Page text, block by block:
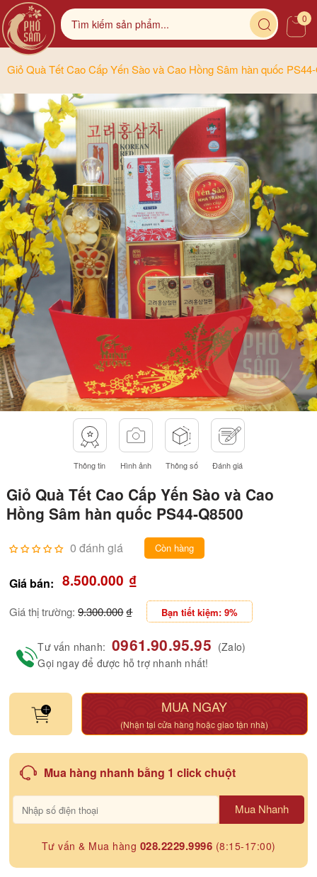
0
Giỏ Quà Tết Cao Cấp Yến Sào và Cao Hồng Sâm hàn quốc
Thông tin Hình ảnh Thông số Đánh giá
Giỏ Quà Tết Cao Cấp Yến Sào và Cao
Hồng Sâm hàn quốc PS44-Q8500
0 đánh giá Còn hàng
Giá bán: 8.500.000 ₫
Giá thị trường: 9.300.000₫ Bạn tiết kiệm: 9%
Tư vấn nhanh: 0961.90.95.95 (Zalo)
Gọi ngay để được hỗ trợ nhanh nhất!
MUA NGAY
(Nhận tại cửa hàng hoặc giao tận nhà)
Mua hàng nhanh bằng 1 click chuột
Mua Nhanh
Tư vấn & Mua hàng 028.2229.9996 (8:15-17:00)